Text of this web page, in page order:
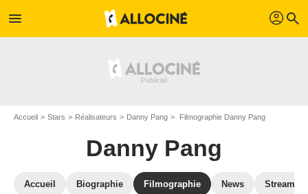
menu profil search
Accueil Stars Réalisateurs Danny Pang Filmographie Danny Pang
Danny Pang
Accueil Biographie Filmographie News Streaming